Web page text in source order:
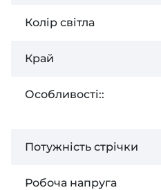
Колір світла
Край
Особливості::
Потужність стрічки
Робоча напруга